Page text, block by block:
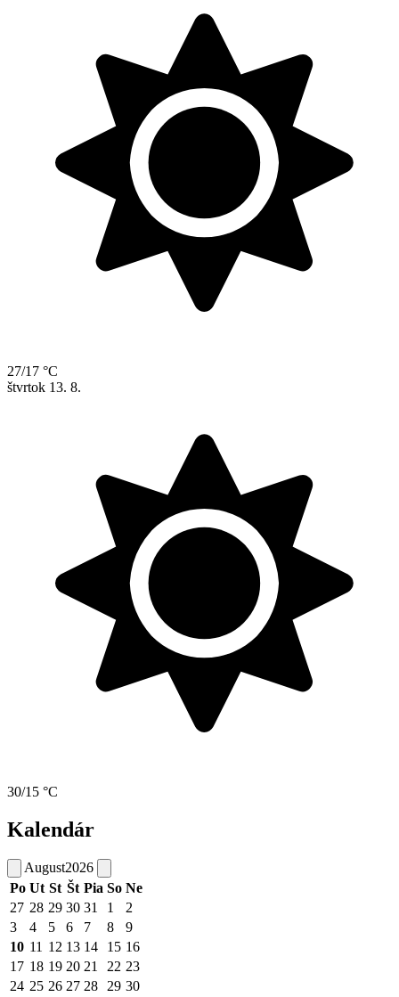
27/17 °C
štvrtok 13. 8.
30/15 °C
Kalendár
August2026
Po Ut St Št Pia So Ne
27 28 29 30 31 1
2
3
4 5 6 7 8
9
10 11 12 13 14 15 16
17 18 19 20 21 22 23
24 25 26 27 28 29 30